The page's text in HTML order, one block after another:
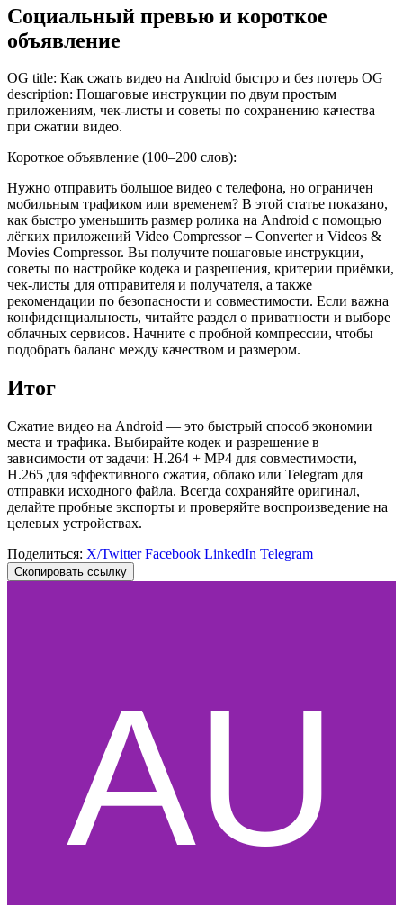
Социальный превью и короткое
объявление
OG title: Как сжать видео на Android быстро и без потерь OG
description: Пошаговые инструкции по двум простым
приложениям, чек-листы и советы по сохранению качества
при сжатии видео.
Короткое объявление (100–200 слов):
Нужно отправить большое видео с телефона, но ограничен
мобильным трафиком или временем? В этой статье показано,
как быстро уменьшить размер ролика на Android с помощью
лёгких приложений Video Compressor – Converter и Videos &
Movies Compressor. Вы получите пошаговые инструкции,
советы по настройке кодека и разрешения, критерии приёмки,
чек-листы для отправителя и получателя, а также
рекомендации по безопасности и совместимости. Если важна
конфиденциальность, читайте раздел о приватности и выборе
облачных сервисов. Начните с пробной компрессии, чтобы
подобрать баланс между качеством и размером.
Итог
Сжатие видео на Android — это быстрый способ экономии
места и трафика. Выбирайте кодек и разрешение в
зависимости от задачи: H.264 + MP4 для совместимости,
H.265 для эффективного сжатия, облако или Telegram для
отправки исходного файла. Всегда сохраняйте оригинал,
делайте пробные экспорты и проверяйте воспроизведение на
целевых устройствах.
Поделиться: X/TwitterFacebook LinkedIn Telegram
Скопировать ссылку